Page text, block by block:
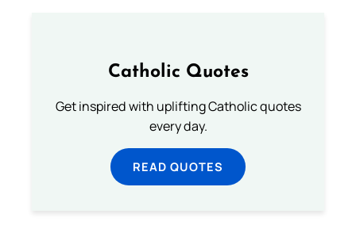
Catholic Quotes
Get inspired with uplifting Catholic quotes
every day.
READ QUOTES